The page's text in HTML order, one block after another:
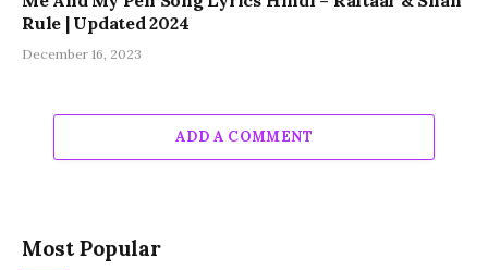
Rule | Updated 2024
December 16, 2023
ADD A COMMENT
Most Popular